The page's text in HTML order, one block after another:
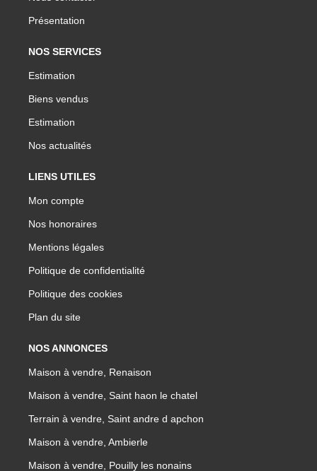
Présentation
NOS SERVICES
Estimation
Biens vendus
Estimation
Nos actualités
LIENS UTILES
Mon compte
Nos honoraires
Mentions légales
Politique de confidentialité
Politique des cookies
Plan du site
NOS ANNONCES
Maison à vendre, Renaison
Maison à vendre, Saint haon le chatel
Terrain à vendre, Saint andre d apchon
Maison à vendre, Ambierle
Maison à vendre, Pouilly les nonains